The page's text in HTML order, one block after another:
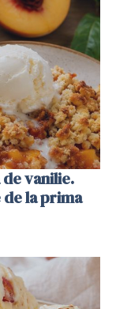
vanilie.
la prima